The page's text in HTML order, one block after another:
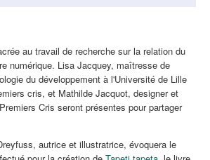
au travail de recherche sur la relation du
numérique. Lisa Jacquey, maîtresse de
du développement à l'Université de Lille
cris, et Mathilde Jacquot, designer et
Cris seront présentes pour partager
autrice et illustratrice, évoquera le